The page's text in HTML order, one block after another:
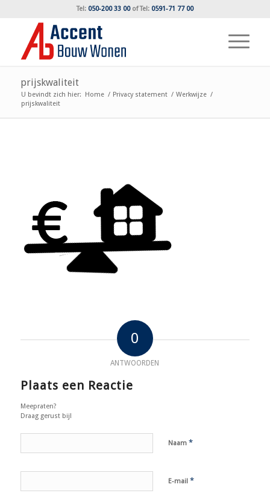
Tel: 050-200 33 00ofTel: 0591-71 77 00
prijskwaliteit
U bevindt zich hier: Home / Privacy statement / Werkwijze /
prijskwaliteit
0
ANTWOORDEN
Plaats een Reactie
Meepraten?
Draag gerust bij!
Naam *
E-mail *